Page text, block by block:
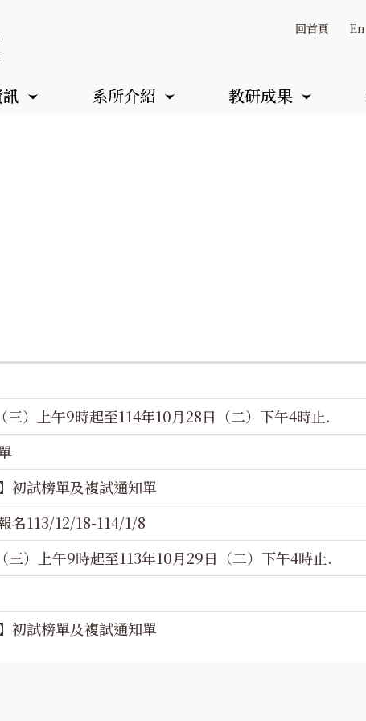
回首頁 En
系所介紹 教研成果
）上午9時起至114年10月28日（二）下午4時止.
初試榜單及複試通知單
名113/12/18-114/1/8
）上午9時起至113年10月29日（二）下午4時止.
初試榜單及複試通知單